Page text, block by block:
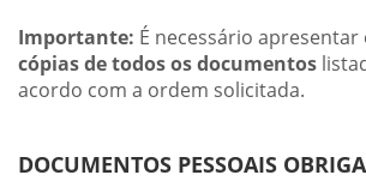
Importante: É necessário apresentar
cópias de todos os documentos
acordo com a ordem solicitada.
DOCUMENTOS PESSOAIS